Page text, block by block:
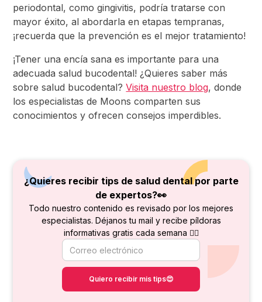
periodontal, como gingivitis, podría tratarse con
mayor éxito, al abordarla en etapas tempranas,
¡recuerda que la prevención es el mejor tratamiento!
¡Tener una encía sana es importante para una
adecuada salud bucodental! ¿Quieres saber más
sobre salud bucodental?Visita nuestro blog, donde
los especialistas de Moons comparten sus
conocimientos y ofrecen consejos imperdibles.
¿Quieres recibir tips de salud dental por parte
de expertos?👀
Todo nuestro contenido es revisado por los mejores
especialistas. Déjanos tu mail y recibe píldoras
informativas gratis cada semana 👇🏻